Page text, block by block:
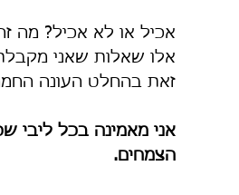
אכיל או לא אכיל? מה
אלו שאלות שאני
זאת בהחלט העונה
אני מאמינה בכל ליבי
הצמחים.